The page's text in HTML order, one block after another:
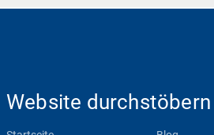
Website durchstöbern